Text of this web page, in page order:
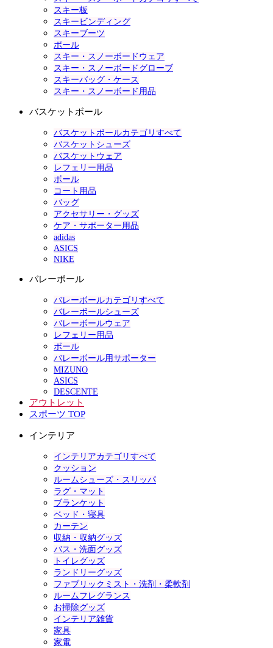
スキー板
スキービンディング
スキーブーツ
ポール
スキー・スノーボードウェア
スキー・スノーボードグローブ
スキーバッグ・ケース
スキー・スノーボード用品
バスケットボール
バスケットボールカテゴリすべて
バスケットシューズ
バスケットウェア
レフェリー用品
ボール
コート用品
バッグ
アクセサリー・グッズ
ケア・サポーター用品
adidas
ASICS
NIKE
バレーボール
バレーボールカテゴリすべて
バレーボールシューズ
バレーボールウェア
レフェリー用品
ボール
バレーボール用サポーター
MIZUNO
ASICS
DESCENTE
アウトレット
スポーツ TOP
インテリア
インテリアカテゴリすべて
クッション
ルームシューズ・スリッパ
ラグ・マット
ブランケット
ベッド・寝具
カーテン
収納・収納グッズ
バス・洗面グッズ
トイレグッズ
ランドリーグッズ
ファブリックミスト・洗剤・柔軟剤
ルームフレグランス
お掃除グッズ
インテリア雑貨
家具
家電